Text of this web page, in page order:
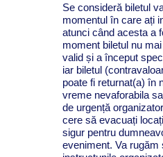
Se considerăbiletul
momentulîn care ați
atunci când acestaa
moment biletul nu mai
valid șiaînceput
iar biletul
poate fireturnat(a)în
vreme nevaforabila
de urgență
cere să evacuați
sigur pentru
eveniment. Va rugăm